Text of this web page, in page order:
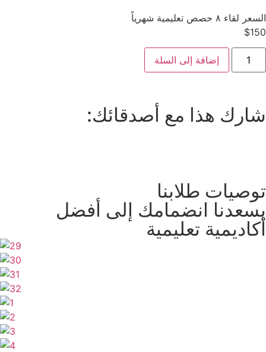
السعر لقاء ٨ حصص تعليمية شهرياً
$150
إضافة إلى السلة
شارك هذا مع أصدقائك:
توصيات طلابنا
يسعدنا انضمامك إلى أفضل
أكاديمية تعليمية